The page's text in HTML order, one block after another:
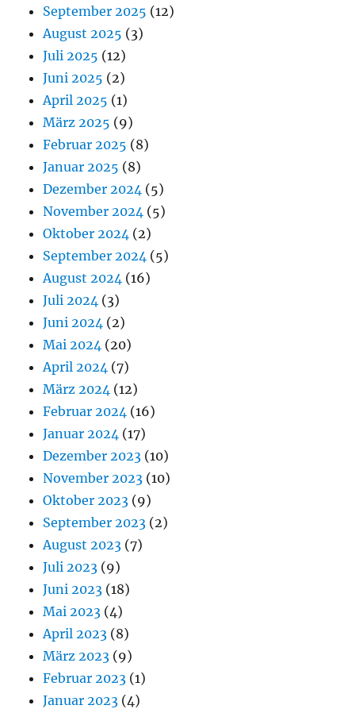
September 2025 (12)
August 2025 (3)
Juli 2025 (12)
Juni 2025 (2)
April 2025 (1)
März 2025 (9)
Februar 2025 (8)
Januar 2025 (8)
Dezember 2024 (5)
November 2024 (5)
Oktober 2024 (2)
September 2024 (5)
August 2024 (16)
Juli 2024 (3)
Juni 2024 (2)
Mai 2024 (20)
April 2024 (7)
März 2024 (12)
Februar 2024 (16)
Januar 2024 (17)
Dezember 2023 (10)
November 2023 (10)
Oktober 2023 (9)
September 2023 (2)
August 2023 (7)
Juli 2023 (9)
Juni 2023 (18)
Mai 2023 (4)
April 2023 (8)
März 2023 (9)
Februar 2023 (1)
Januar 2023 (4)